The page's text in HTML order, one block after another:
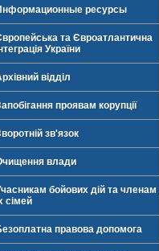
ресурсы
та Євроатлантична
України
відділ
проявам корупції
зв'язок
влади
бойових дій та членам
сімей
правова допомога